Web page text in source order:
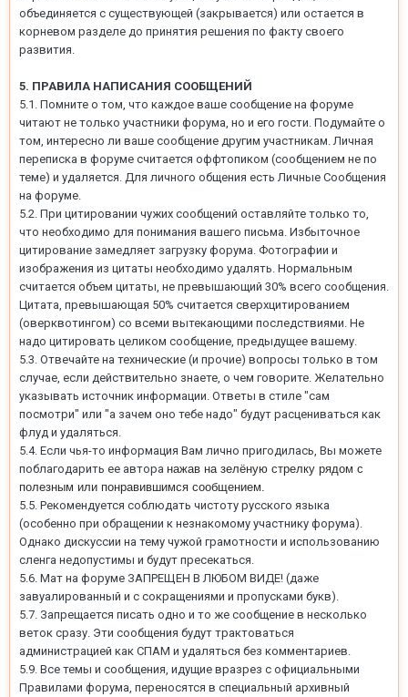
объединяется с существующей (закрывается) или остается в
корневом разделе до принятия решения по факту своего
развития.
5. ПРАВИЛА НАПИСАНИЯ СООБЩЕНИЙ
5.1. Помните о том, что каждое ваше сообщение на форуме
читают не только участники форума, но и его гости. Подумайте о
том, интересно ли ваше сообщение другим участникам. Личная
переписка в форуме считается оффтопиком (сообщением не по
теме) и удаляется. Для личного общения есть Личные Сообщения
на форуме.
5.2. При цитировании чужих сообщений оставляйте только то,
что необходимо для понимания вашего письма. Избыточное
цитирование замедляет загрузку форума. Фотографии и
изображения из цитаты необходимо удалять. Нормальным
считается объем цитаты, не превышающий 30% всего сообщения.
Цитата, превышающая 50% считается сверхцитированием
(оверквотингом) со всеми вытекающими последствиями. Не
надо цитировать целиком сообщение, предыдущее вашему.
5.3. Отвечайте на технические (и прочие) вопросы только в том
случае, если действительно знаете, о чем говорите. Желательно
указывать источник информации. Ответы в стиле "сам
посмотри" или "а зачем оно тебе надо" будут расцениваться как
флуд и удаляться.
5.4. Если чья-то информация Вам лично пригодилась, Вы можете
поблагодарить ее автора нажав на зелёную стрелку рядом с
полезным или понравившимся сообщением.
5.5. Рекомендуется соблюдать чистоту русского языка
(особенно при обращении к незнакомому участнику форума).
Однако дискуссии на тему чужой грамотности и использованию
сленга недопустимы и будут пресекаться.
5.6. Мат на форуме ЗАПРЕЩЕН В ЛЮБОМ ВИДЕ! (даже
завуалированный и с сокращениями и пропусками букв).
5.7. Запрещается писать одно и то же сообщение в несколько
веток сразу. Эти сообщения будут трактоваться
администрацией как СПАМ и удаляться без комментариев.
5.9. Все темы и сообщения, идущие вразрез с официальными
Правилами форума, переносятся в специальный архивный